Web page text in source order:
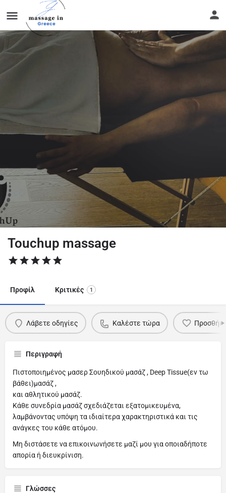
Touchup massage
Προφίλ Κριτικές 1
Λάβετε οδηγίες Καλέστε τώρα
Περιγραφή
Πιστοποιημένος μασερ Σουηδικού μασάζ , Deep Tissue(εν τω
βάθει)μασάζ ,
και αθλητικού μασάζ.
Κάθε συνεδρία μασάζ σχεδιάζεται εξατομικευμένα,
λαμβάνοντας υπόψη τα ιδιαίτερα χαρακτηριστικά και τις
ανάγκες του κάθε ατόμου.
Μη διστάσετε να επικοινωνήσετε μαζί μου για οποιαδήποτε
απορία ή διευκρίνιση.
Γλώσσες